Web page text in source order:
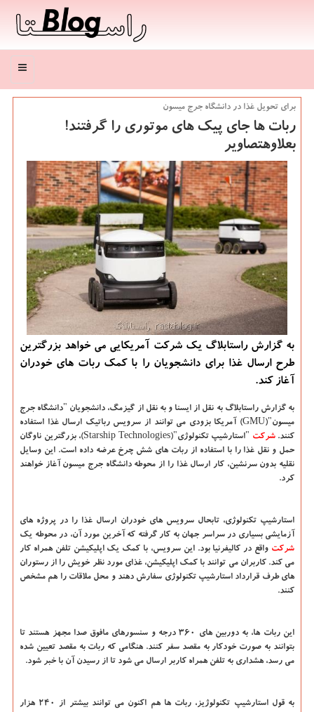
منو
برای تحویل غذا در دانشگاه جرج میسون
ربات ها جای پیك های موتوری را گرفتند!
بعلاوهتصاویر
به گزارش راستابلاگ یك شركت آمریكایی می خواهد بزرگترین
طرح ارسال غذا برای دانشجویان را با كمك ربات های خودران
آغاز كند.
به گزارش راستابلاگ به نقل از ایسنا و به نقل از گیزمگ، دانشجویان "دانشگاه جرج
میسون"(GMU) آمریكا بزودی می توانند از سرویس رباتیك ارسال غذا استفاده
كنند.شركت
"استارشیپ تكنولوژی"(Starship Technologies)، بزرگترین ناوگان
حمل و نقل غذا را با استفاده از ربات های شش چرخ عرضه داده است. این وسایل
نقلیه بدون سرنشین، كار ارسال غذا را از محوطه دانشگاه جرج میسون آغاز خواهند
كرد.
استارشیپ تكنولوژی، تابحال سرویس های خودران ارسال غذا را در پروژه های
آزمایشی بسیاری در سراسر جهان به كار گرفته كه آخرین مورد آن، در محوطه یك
شركت واقع در كالیفرنیا بود. این سرویس، با كمك یك اپلیكیشن تلفن همراه كار
می كند. كاربران می توانند با كمك اپلیكیشن، غذای مورد نظر خویش را از رستوران
های طرف قرارداد استارشیپ تكنولوژی سفارش دهند و محل ملاقات را هم مشخص
كنند.
این ربات ها، به دوربین های ۳۶۰ درجه و سنسورهای مافوق صدا مجهز هستند تا
بتوانند به صورت خودكار به مقصد سفر كنند. هنگامی كه ربات به مقصد تعیین شده
می رسد، هشداری به تلفن همراه كاربر ارسال می شود تا از رسیدن آن با خبر شود.
به قول استارشیپ تكنولوژیز، ربات ها هم اكنون می توانند بیشتر از ۲۴۰ هزار